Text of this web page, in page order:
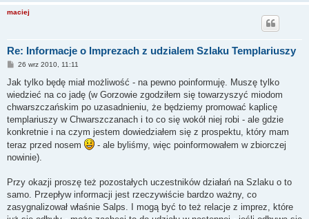
maciej
Re: Informacje o Imprezach z udzialem Szlaku Templariuszy
P
s
26 wrz 2010, 11:11
Jak tylko będę miał możliwość - na pewno poinformuję. Muszę tylko
wiedzieć na co jadę (w Gorzowie zgodziłem się towarzyszyć miodom
chwarszczańskim po uzasadnieniu, że będziemy promować kaplicę
templariuszy w Chwarszczanach i to co się wokół niej robi - ale gdzie
konkretnie i na czym jestem dowiedziałem się z prospektu, który mam
teraz przed nosem
- ale byliśmy, więc poinformowałem w zbiorczej
nowinie).
Przy okazji proszę też pozostałych uczestników działań na Szlaku o to
samo. Przepływ informacji jest rzeczywiście bardzo ważny, co
zasygnalizował właśnie Salps. I mogą być to też relacje z imprez, które